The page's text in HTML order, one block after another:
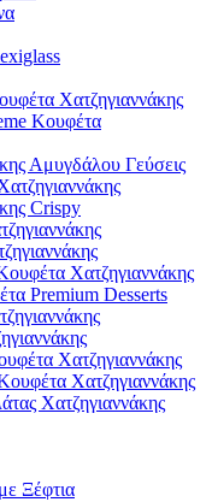
Χατζηγιαννάκης
Κουφέτα
Αμυγδάλου Γεύσεις
Crispy
Χατζηγιαννάκης
Premium Desserts
Χατζηγιαννάκης
Χατζηγιαννάκης
Χατζηγιαννάκης
Ξέφτια